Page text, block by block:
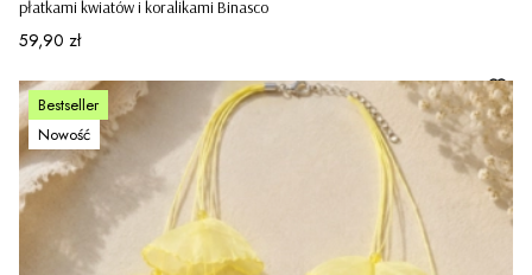
płatkami kwiatów i koralikami Binasco
Cena
59,90 zł
Bestseller
Nowość